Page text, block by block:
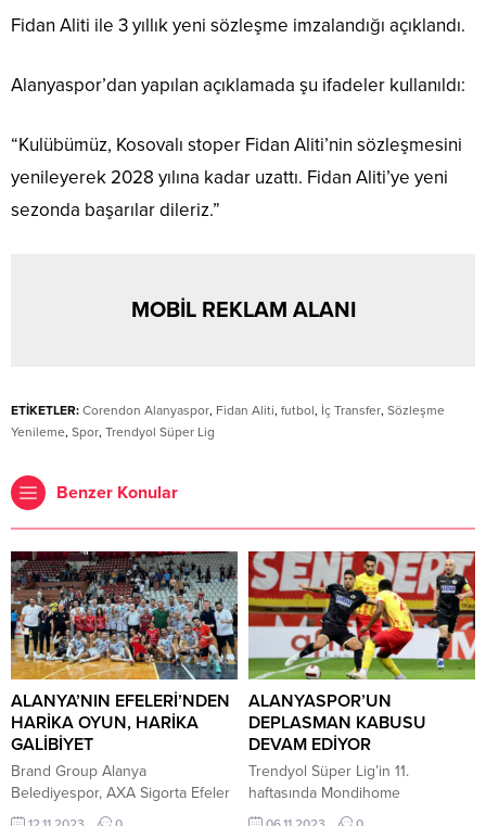
Fidan Aliti ile 3 yıllık yeni sözleşme imzalandığı açıklandı.
Alanyaspor’dan yapılan açıklamada şu ifadeler kullanıldı:
“Kulübümüz, Kosovalı stoper Fidan Aliti’nin sözleşmesini
yenileyerek 2028 yılına kadar uzattı. Fidan Aliti’ye yeni
sezonda başarılar dileriz.”
MOBİL REKLAM ALANI
ETİKETLER: Corendon Alanyaspor, Fidan Aliti, futbol, İç Transfer, Sözleşme
Yenileme, Spor, Trendyol Süper Lig
Benzer Konular
ALANYA’NIN EFELERİ’NDEN
HARİKA OYUN, HARİKA
GALİBİYET
Brand Group Alanya
Belediyespor, AXA Sigorta Efeler
Ligi altıncı maçında kendi evinde
ALANYASPOR’UN
DEPLASMAN KABUSU
DEVAM EDİYOR
Trendyol Süper Lig’in 11.
haftasında Mondihome
Kayserispor ile Corendon